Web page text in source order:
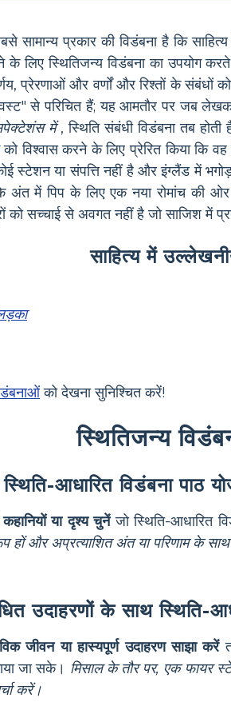
सबसे सामान्य प्रकार की विडंबना है कि
के लिए स्थितिजन्य विडंबना का उपयोग
प्रेरणाओं और वर्णों और रिश्तों के संबंधों
से परिचित हैं; यह आमतौर पर जब लेखक
में, स्थिति संबंधी विडंबना तब
विश्वास करने के लिए प्रेरित किया कि
स्टेशन या संपत्ति नहीं है और इंग्लैंड में
में पिप के लिए एक नया रोमांच की ओर
को सच्चाई से अवगत नहीं है जो साजिश में
साहित्य में
को देखना सुनिश्चित करें!
स्थितिजन्य
आधारित विडंबना पाठ
कहानियों या दृश्य चुनेंजो स्थिति-आधारित
हों और अप्रत्याशित अंत या परिणाम के
उदाहरणों के साथ स्थिति-
जीवन या हास्यपूर्ण उदाहरण साझा करें
जा सके। मिसाल के तौर पर, एक फायर
करें।